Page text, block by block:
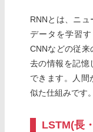
RNNとは、ニ
データを学習
CNNなどの従
去の情報を記憶
できます。人間
似た仕組みです。
LSTM(長